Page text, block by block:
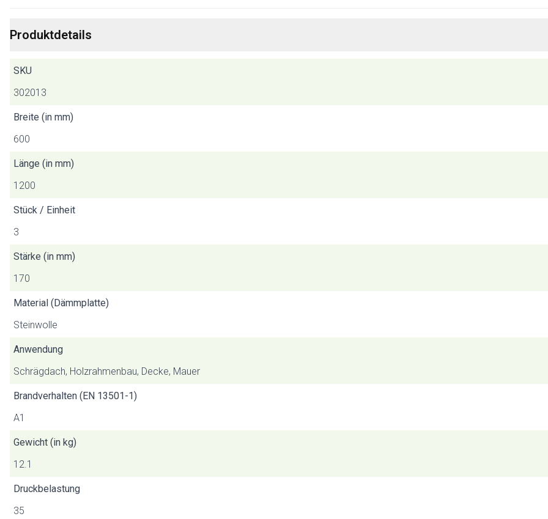
Produktdetails
SKU
302013
Breite (in mm)
600
Länge (in mm)
1200
Stück / Einheit
3
Stärke (in mm)
170
Material (Dämmplatte)
Steinwolle
Anwendung
Schrägdach, Holzrahmenbau, Decke, Mauer
Brandverhalten (EN 13501-1)
A1
Gewicht (in kg)
12.1
Druckbelastung
35